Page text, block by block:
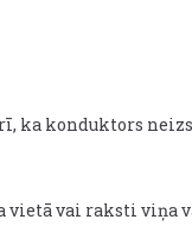
ka konduktors
vietā vai raksti viņa